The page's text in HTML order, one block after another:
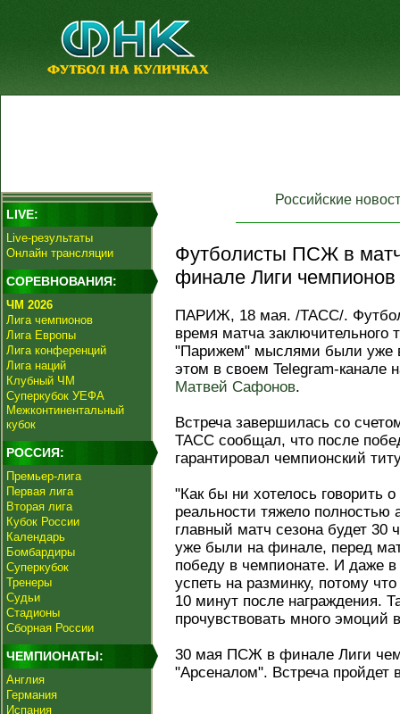
LIVE:
Live-результаты
Онлайн трансляции
СОРЕВНОВАНИЯ:
ЧМ 2026
Лига чемпионов
Лига Европы
Лига конференций
Лига наций
Клубный ЧМ
Суперкубок УЕФА
Межконтинентальный
кубок
РОССИЯ:
Премьер-лига
Первая лига
Вторая лига
Кубок России
Календарь
Бомбардиры
Суперкубок
Тренеры
Судьи
Стадионы
Сборная России
ЧЕМПИОНАТЫ:
Англия
Германия
Испания
Российские
Футболисты ПСЖ в
финале Лиги
ПАРИЖ, 18 мая. /ТАСС/.
время матча заключительного
"Парижем" мыслями были уже
этом в своем Telegram-канале
Матвей Сафонов.
Встреча завершилась со
ТАСС сообщал, что после
гарантировал чемпионский
"Как бы ни хотелось говорить
реальности тяжело полностью
главный матч сезона будет
уже были на финале, перед
победу в чемпионате. И даже
успеть на разминку, потому
10 минут после награждения.
прочувствовать много
30 мая ПСЖ в финале Лиги
"Арсеналом". Встреча пройдет